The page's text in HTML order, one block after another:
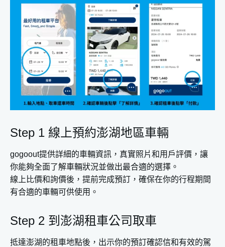
Step 1 線上預約澎湖地區車輛
gogoout提供詳細的車輛資訊，真實照片和用戶評價，讓
你能夠全面了解車輛狀況並做出最合適的選擇。
線上比價和詢價後，提前完成預訂，確保在你的行程期間
有合適的車輛可供使用。
Step 2 到澎湖租車公司取車
抵達澎湖的租車地點後，出示你的預訂確認信和有效的駕